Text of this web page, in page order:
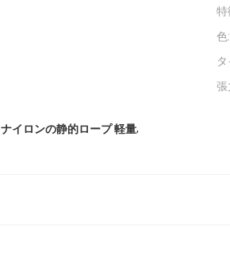
特
色:
張
ナイロンの静的ロープ 軽量,